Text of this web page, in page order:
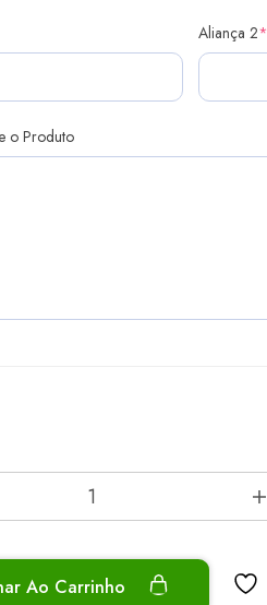
Aliança 2*
o Produto
Ao Carrinho